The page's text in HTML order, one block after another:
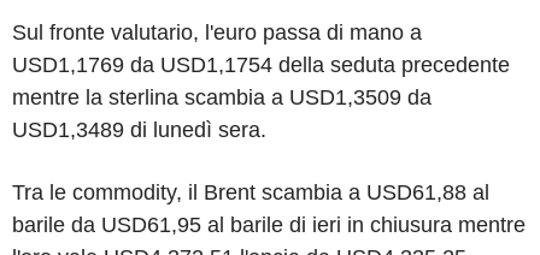
Sul fronte valutario, l'euro passa di mano a
USD1,1769 da USD1,1754 della seduta precedente
mentre la sterlina scambia a USD1,3509 da
USD1,3489 di lunedì sera.
Tra le commodity, il Brent scambia a USD61,88 al
barile da USD61,95 al barile di ieri in chiusura mentre